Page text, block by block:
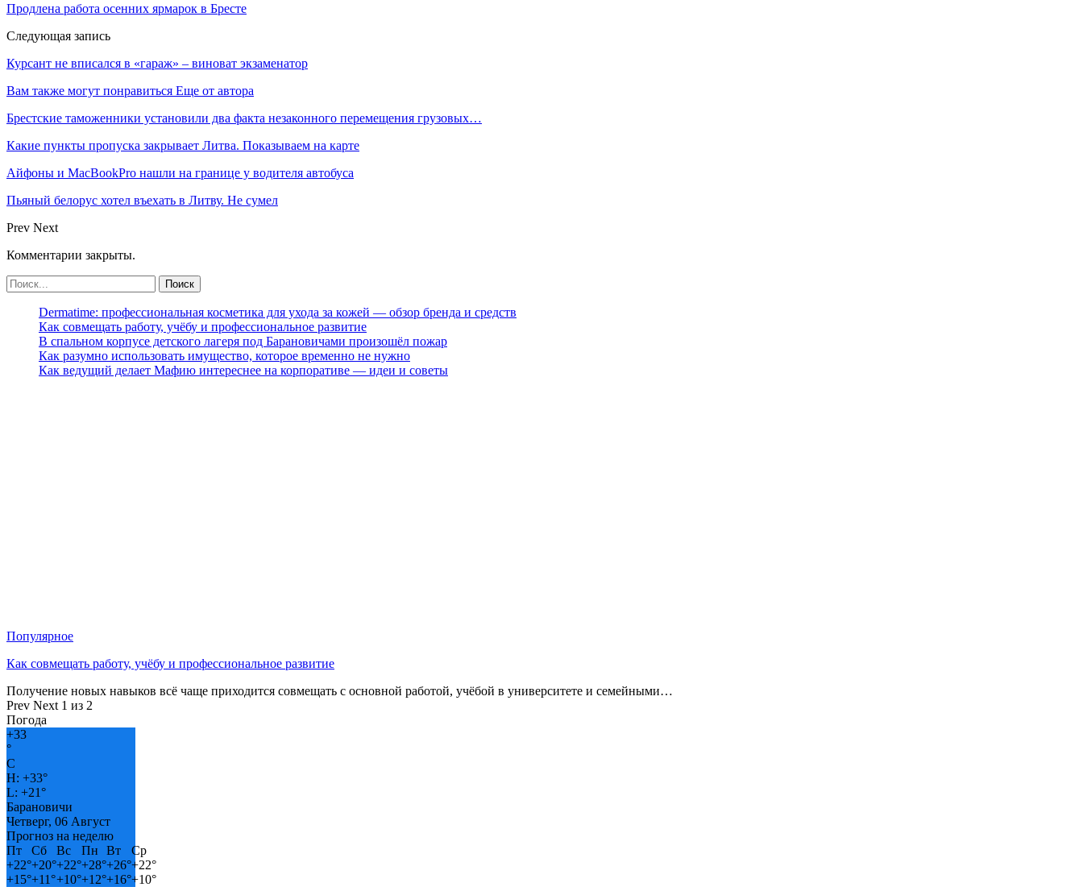
Продлена работа осенних ярмарок в Бресте
Следующая запись
Курсант не вписался в «гараж» – виноват экзаменатор
Вам также могут понравиться Еще от автора
Брестские таможенники установили два факта незаконного перемещения грузовых…
Какие пункты пропуска закрывает Литва. Показываем на карте
Айфоны и MacBookPro нашли на границе у водителя автобуса
Пьяный белорус хотел въехать в Литву. Не сумел
Prev Next
Комментарии закрыты.
Dermatime: профессиональная косметика для ухода за кожей — обзор бренда и средств
Как совмещать работу, учёбу и профессиональное развитие
В спальном корпусе детского лагеря под Барановичами произошёл пожар
Как разумно использовать имущество, которое временно не нужно
Как ведущий делает Мафию интереснее на корпоративе — идеи и советы
Популярное
Как совмещать работу, учёбу и профессиональное развитие
Получение новых навыков всё чаще приходится совмещать с основной работой, учёбой в университете и семейными…
Prev Next 1 из 2
Погода
+33
°
C
H: +33°
L: +21°
Барановичи
Четверг, 06 Август
Прогноз на неделю
Пт
Сб Вс Пн Вт
Ср
+22°+20°+22°+28°+26°+22°
+15°+11°+10°+12°+16°+10°